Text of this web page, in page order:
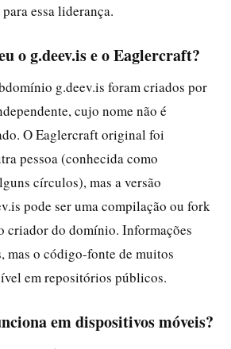
essa liderança.
o g.deev.is e o Eaglercraft?
g.deev.is foram criados por
cujo nome não é
O Eaglercraft original foi
pessoa (conhecida como
círculos), mas a versão
pode ser uma compilação ou fork
criador do domínio. Informações
mas o código-fonte de muitos
em repositórios públicos.
em dispositivos móveis?